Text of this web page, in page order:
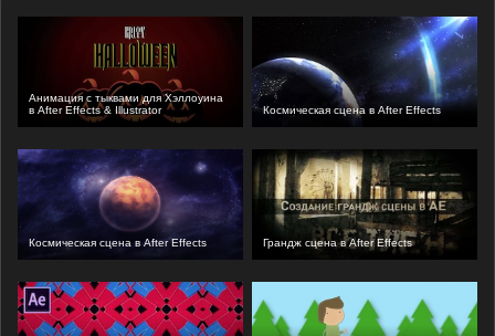
Анимация с тыквами для Хэллоуина
в After Effects & Illustrator
Космическая сцена в After Effects
Космическая сцена в After Effects Грандж сцена в After Effects